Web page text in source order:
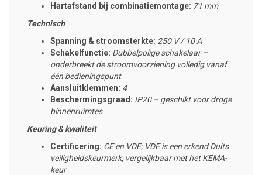
Hartafstand bij combinatiemontage: 71 mm
Technisch
Spanning & stroomsterkte: 250 V / 10 A
Schakelfunctie: Dubbelpolige schakelaar –
onderbreekt de stroomvoorziening volledig vanaf
één bedieningspunt
Aansluitklemmen: 4
Beschermingsgraad: IP20 – geschikt voor droge
binnenruimtes
Keuring & kwaliteit
Certificering: CE en VDE; VDE is een erkend Duits
veiligheidskeurmerk, vergelijkbaar met het KEMA-
keur